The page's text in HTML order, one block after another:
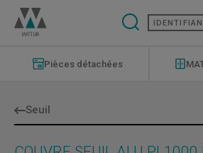
Aller
contenu
principal
Pièces détachées
Seuil